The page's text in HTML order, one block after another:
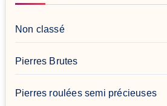
Non classé
Pierres Brutes
Pierres roulées semi précieuses